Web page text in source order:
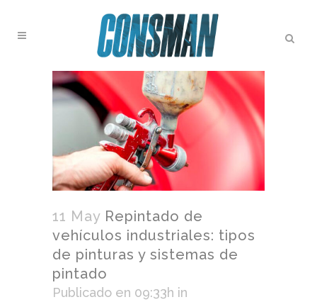
11 May Repintado de
vehículos industriales: tipos
de pinturas y sistemas de
pintado
Publicado en 09:33h in